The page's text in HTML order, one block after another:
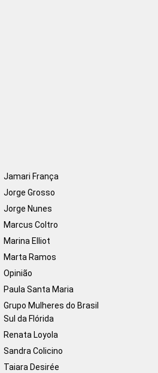
Jamari França
Jorge Grosso
Jorge Nunes
Marcus Coltro
Marina Elliot
Marta Ramos
Opinião
Paula Santa Maria
Grupo Mulheres do Brasil
Sul da Flórida
Renata Loyola
Sandra Colicino
Taiara Desirée